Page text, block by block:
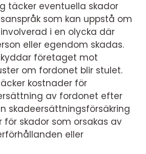
täcker eventuella skador
som kan uppstå om
i en olycka där
eller egendom skadas.
företaget mot
om fordonet blir stulet.
kostnader för
av fordonet efter
skadeersättningsförsäkring
för skador som orsakas av
eller